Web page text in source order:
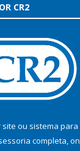
CR2
site ou sistema
completa,